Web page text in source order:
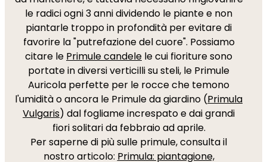
le radici ogni 3 anni dividendo le piante e non
piantarle troppo in profondità per evitare di
favorire la "putrefazione del cuore". Possiamo
citare le Primule candele le cui fioriture sono
portate in diversi verticilli su steli, le Primule
Auricola perfette per le rocce che temono
l'umidità o ancora le Primule da giardino (Primula
Vulgaris) dal fogliame increspato e dai grandi
fiori solitari da febbraio ad aprile.
Per saperne di più sulle primule, consulta il
nostro articolo: Primula: piantagione,